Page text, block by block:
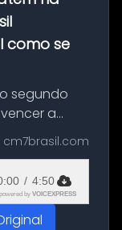
como se
segundo
a
(19), na
Depois
cm7brasil.com
/ 4:50
powered by VOICEXPRESS